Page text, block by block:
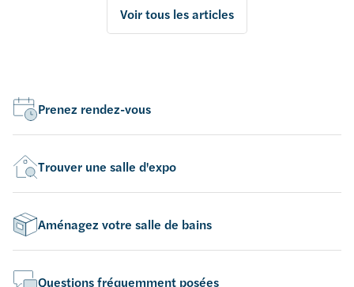
Voir tous les articles
Prenez rendez-vous
Trouver une salle d'expo
Aménagez votre salle de bains
Questions fréquemment posées